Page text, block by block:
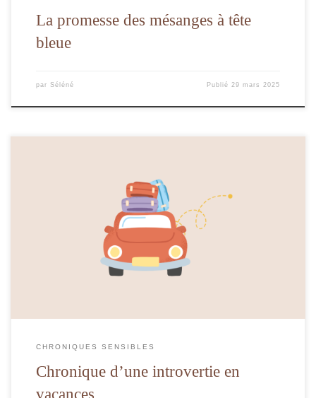
La promesse des mésanges à tête
bleue
par Séléné Publié29 mars 2025
Les vacances ratées, ça existe, la preuve !
CHRONIQUES SENSIBLES
Chronique d’une introvertie en
vacances